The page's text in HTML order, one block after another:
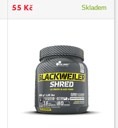
55 Kč Skladem